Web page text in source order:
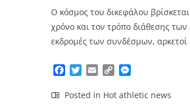
Ο κόσμος του δικεφάλου
χρόνο και τον τρόπο διάθεσης
εκδρομές των συνδέσμων, αρκετοί
Facebook
TwitterEmailCopy
Posted in Hot athletic news